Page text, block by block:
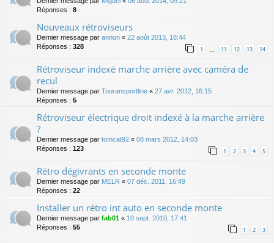
Réponses : 8
Nouveaux rétroviseurs
Dernier message par annon « 22 août 2013, 18:44
Réponses : 328 1 11 12 13 14
Rétroviseur indexé marche arrière avec caméra de
recul
Dernier message par Touransportline « 27 avr. 2012, 16:15
Réponses : 5
Rétroviseur électrique droit indexé à la marche arrière
?
Dernier message par tomcat92 « 08 mars 2012, 14:03
Réponses : 123 1 2 3 4 5
Rétro dégivrants en seconde monte
Dernier message par MELR « 07 déc. 2011, 16:49
Réponses : 22
Installer un rétro int auto en seconde monte
Dernier message par fab01 « 10 sept. 2010, 17:41
Réponses : 55 1 2 3